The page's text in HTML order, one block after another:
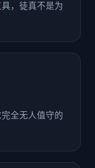
，徒真不是为
全无人值守的